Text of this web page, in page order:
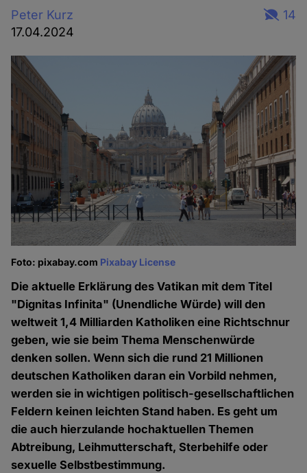
Peter Kurz
17.04.2024
14
Foto: pixabay.com Pixabay License
Die aktuelle Erklärung des Vatikan mit dem Titel
"Dignitas Infinita" (Unendliche Würde) will den
weltweit 1,4 Milliarden Katholiken eine Richtschnur
geben, wie sie beim Thema Menschenwürde
denken sollen. Wenn sich die rund 21 Millionen
deutschen Katholiken daran ein Vorbild nehmen,
werden sie in wichtigen politisch-gesellschaftlichen
Feldern keinen leichten Stand haben. Es geht um
die auch hierzulande hochaktuellen Themen
Abtreibung, Leihmutterschaft, Sterbehilfe oder
sexuelle Selbstbestimmung.